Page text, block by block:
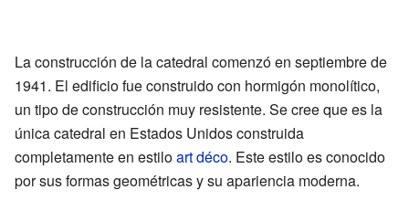
La construcción de la catedral comenzó en septiembre de
1941. El edificio fue construido con hormigón monolítico,
un tipo de construcción muy resistente. Se cree que es la
única catedral en Estados Unidos construida
completamente en estiloart déco. Este estilo es conocido
por sus formas geométricas y su apariencia moderna.